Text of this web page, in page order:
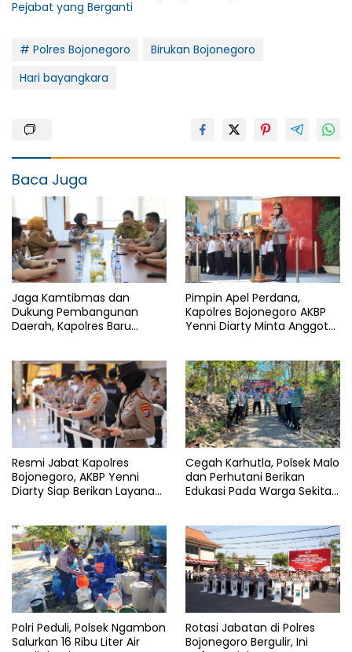
Pejabat yang Berganti
# Polres Bojonegoro
Birukan Bojonegoro
Hari bayangkara
Baca Juga
Jaga Kamtibmas dan
Dukung Pembangunan
Daerah, Kapolres Baru
Pimpin Apel Perdana,
Kapolres Bojonegoro AKBP
Yenni Diarty Minta Anggota
Resmi Jabat Kapolres
Bojonegoro, AKBP Yenni
Diarty Siap Berikan Layanan
Cegah Karhutla, Polsek Malo
dan Perhutani Berikan
Edukasi Pada Warga Sekitar
Polri Peduli, Polsek Ngambon
Salurkan 16 Ribu Liter Air
Rotasi Jabatan di Polres
Bojonegoro Bergulir, Ini